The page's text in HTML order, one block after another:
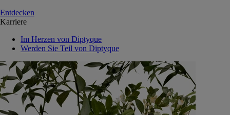
Entdecken
Karriere
Im Herzen von Diptyque
Werden Sie Teil von Diptyque